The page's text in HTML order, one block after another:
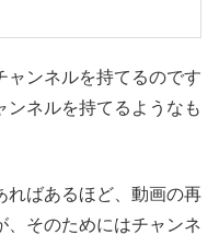
ャンネルを持てるのです
ンネルを持てるようなも
ればあるほど、動画の再
、そのためにはチャンネ